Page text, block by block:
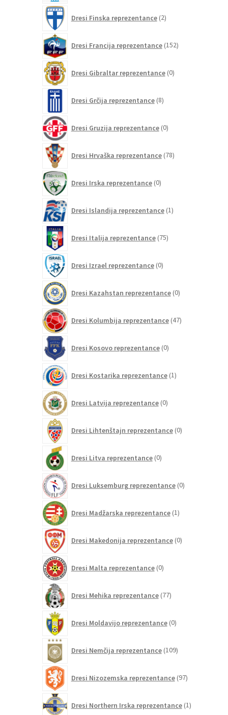
Dresi Finska reprezentance 2izdelka
Dresi Francija reprezentance 152izdelkov
Dresi Gibraltar reprezentance 0izdelkov
Dresi Grčija reprezentance 8izdelkov
Dresi Gruzija reprezentance 0izdelkov
Dresi Hrvaška reprezentance 78izdelkov
Dresi Irska reprezentance 0izdelkov
Dresi Islandija reprezentance 1izdelek
Dresi Italija reprezentance 75izdelkov
Dresi Izrael reprezentance 0izdelkov
Dresi Kazahstan reprezentance 0izdelkov
Dresi Kolumbija reprezentance 47izdelkov
Dresi Kosovo reprezentance 0izdelkov
Dresi Kostarika reprezentance 1izdelek
Dresi Latvija reprezentance 0izdelkov
Dresi Lihtenštajn reprezentance 0izdelkov
Dresi Litva reprezentance 0izdelkov
Dresi Luksemburg reprezentance 0izdelkov
Dresi Madžarska reprezentance 1izdelek
Dresi Makedonija reprezentance 0izdelkov
Dresi Malta reprezentance 0izdelkov
Dresi Mehika reprezentance 77izdelkov
Dresi Moldavijo reprezentance 0izdelkov
Dresi Nemčija reprezentance 109izdelkov
Dresi Nizozemska reprezentance 97izdelkov
Dresi Northern Irska reprezentance 1izdelek